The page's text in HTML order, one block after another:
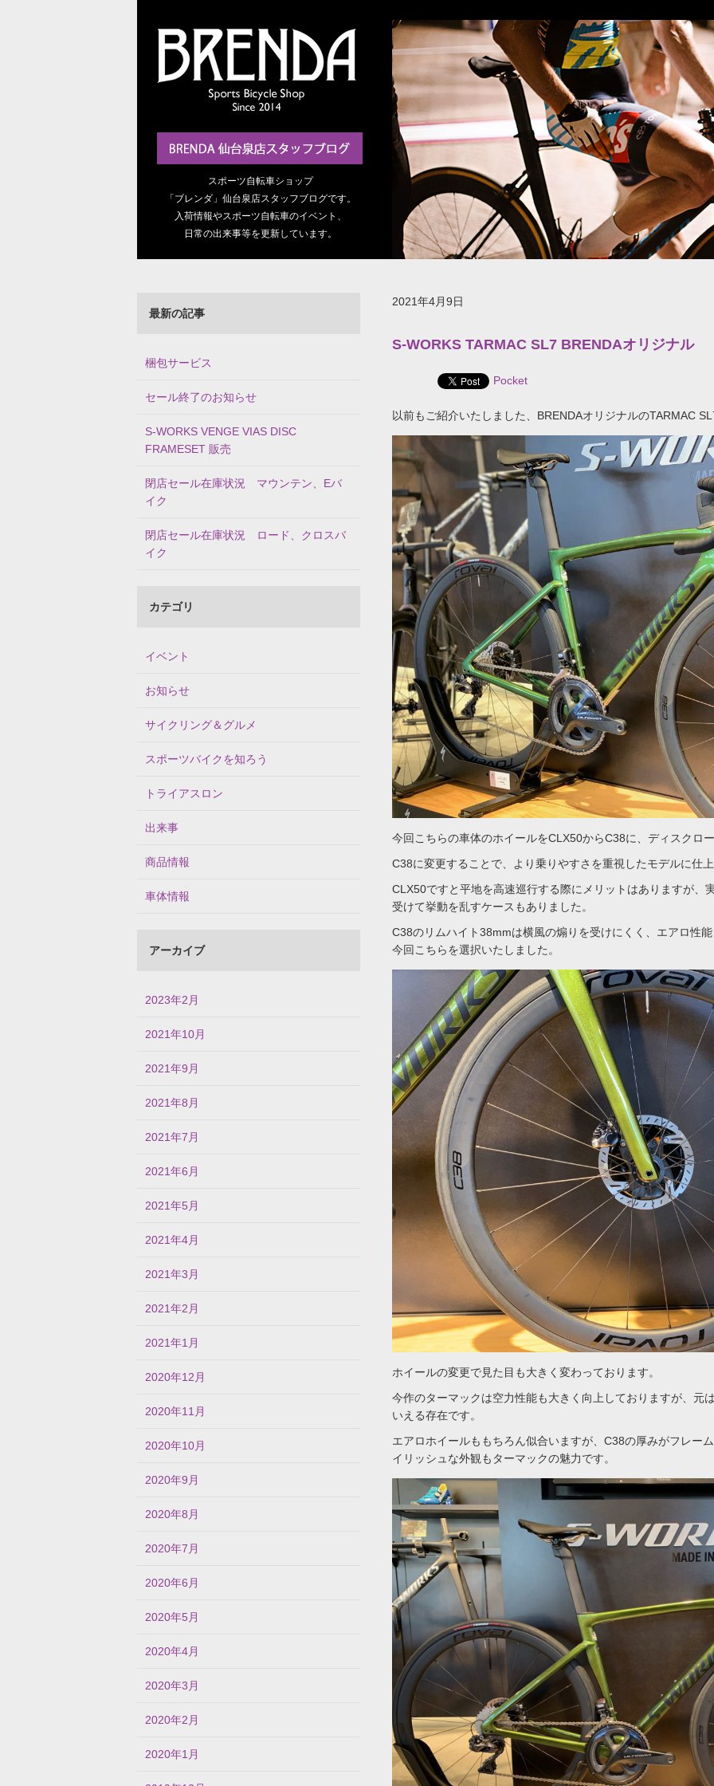
スポーツ自転車ショップ
「ブレンダ」仙台泉店スタッフブログです。
入荷情報やスポーツ自転車のイベント、
日常の出来事等を更新しています。
2021年4月9日
S-WORKS TARMAC SL7 BRENDAオリジナル
Pocket
以前もご紹介いたしました、BRENDAオリジナルのTARMAC
今回こちらの車体のホイールをCLX50からC38に、ディスクロ
C38に変更することで、より乗りやすさを重視したモデルに仕
CLX50ですと平地を高速巡行する際にメリットはありますが、
受けて挙動を乱すケースもありました。
C38のリムハイト38mmは横風の煽りを受けにくく、エアロ性
今回こちらを選択いたしました。
ホイールの変更で見た目も大きく変わっております。
今作のターマックは空力性能も大きく向上しておりますが、元
いえる存在です。
エアロホイールももちろん似合いますが、C38の厚みがフレー
イリッシュな外観もターマックの魅力です。
最新の記事
梱包サービス
セール終了のお知らせ
S-WORKS VENGE VIAS DISC
FRAMESET 販売
閉店セール在庫状況 マウンテン、Eバ
イク
閉店セール在庫状況 ロード、クロスバ
イク
カテゴリ
イベント
お知らせ
サイクリング＆グルメ
スポーツバイクを知ろう
トライアスロン
出来事
商品情報
車体情報
アーカイブ
2023年2月
2021年10月
2021年9月
2021年8月
2021年7月
2021年6月
2021年5月
2021年4月
2021年3月
2021年2月
2021年1月
2020年12月
2020年11月
2020年10月
2020年9月
2020年8月
2020年7月
2020年6月
2020年5月
2020年4月
2020年3月
2020年2月
2020年1月